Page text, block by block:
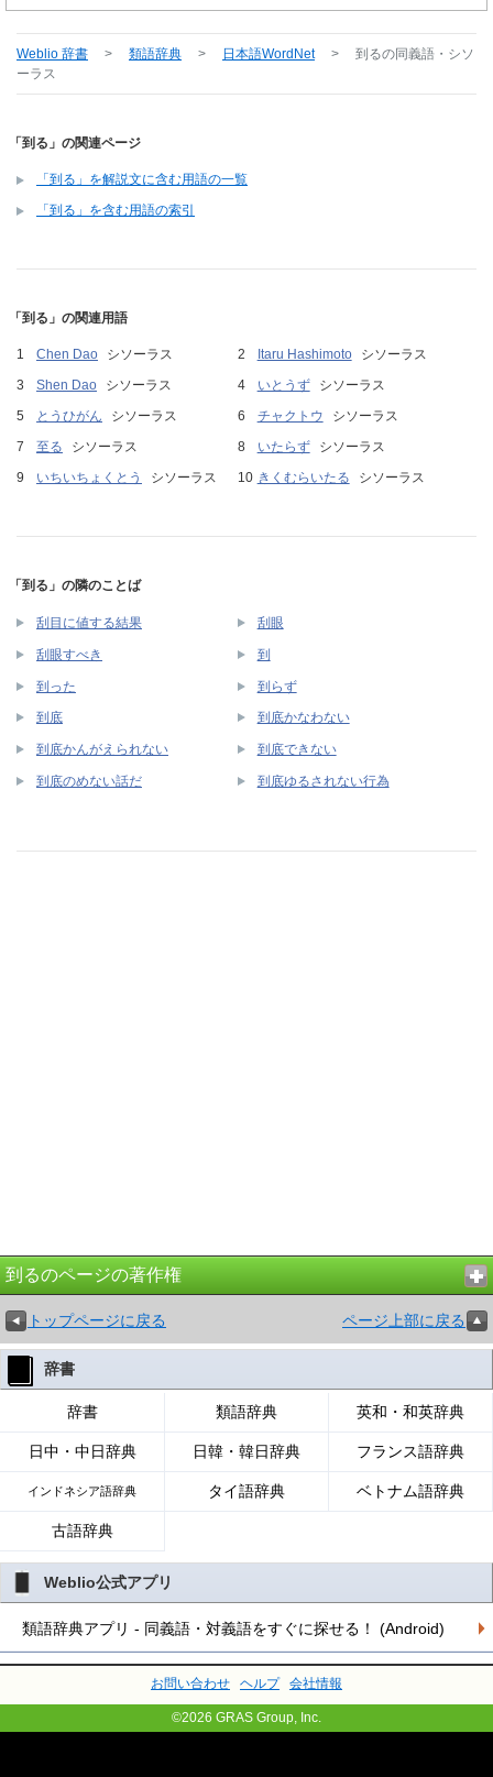
Weblio 辞書 > 類語辞典 > 日本語WordNet > 到るの同義語・シソ
ーラス
「到る」の関連ページ
「到る」を解説文に含む用語の一覧
「到る」を含む用語の索引
「到る」の関連用語
Chen Dao シソーラス Itaru Hashimoto
シソーラス
Shen Dao
シソーラス いとうず
シソーラス
とうひがん
シソーラス チャクトウ
シソーラス
至る
シソーラス いたらず
シソーラス
いちいちょくとう
シソーラス きくむらいたる シソーラス
「到る」の隣のことば
刮目に値する結果 刮眼
刮眼すべき 到
到った 到らず
到底 到底かなわない
到底かんがえられない 到底できない
到底のめない話だ 到底ゆるされない行為
到るのページの著作権
トップページに戻る ページ上部に戻る
辞書
辞書 類語辞典 英和・和英辞典
日中・中日辞典 日韓・韓日辞典 フランス語辞典
インドネシア語辞典 タイ語辞典 ベトナム語辞典
古語辞典
Weblio公式アプリ
類語辞典アプリ - 同義語・対義語をすぐに探せる！ (Android)
お問い合わせ ヘルプ 会社情報
©2026 GRAS Group, Inc.